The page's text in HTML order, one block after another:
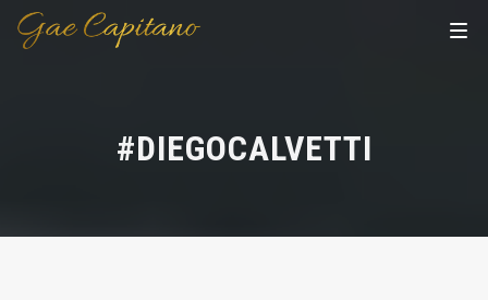
#DIEGOCALVETTI